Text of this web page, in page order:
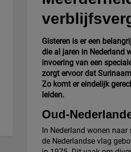
Gisteren is er een
die al jaren in Nederland
invoering van een
zorgt ervoor dat
Zo komt er eindelijk
leiden.
Oud-
In Nederland wonen
de Nederlandse vlag